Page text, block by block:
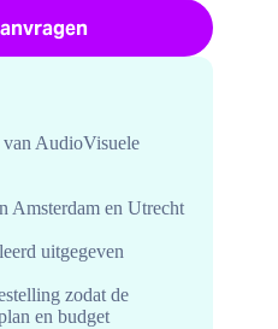
AudioVisuele
Amsterdam en Utrecht
uitgegeven
zodat de
en budget